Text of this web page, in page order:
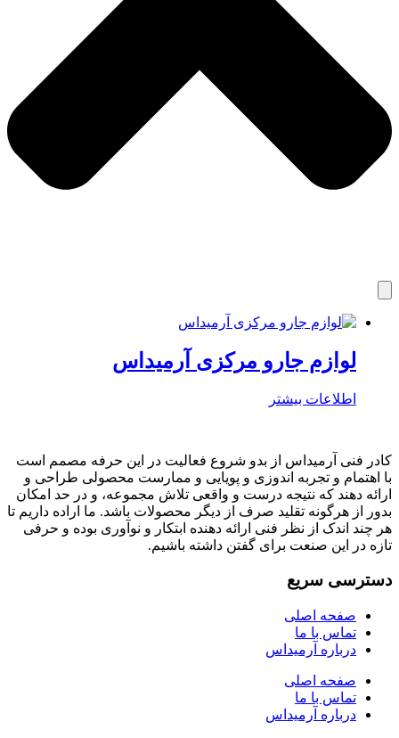
لوازم جارو مرکزی آرمیداس
اطلاعات بیشتر
کادر فنی آرمیداس از بدو شروع فعالیت در این حرفه مصمم است
با اهتمام و تجربه اندوزی و پویایی و ممارست محصولی طراحی و
ارائه دهند که نتیجه درست و واقعی تلاش مجموعه، و در حد امکان
بدور از هرگونه تقلید صرف از دیگر محصولات باشد. ما اراده داریم تا
هر چند اندک از نظر فنی ارائه دهنده ابتکار و نوآوری بوده و حرفی
تازه در این صنعت برای گفتن داشته باشیم.
دسترسی سریع
صفحه اصلی
تماس با ما
درباره آرمیداس
صفحه اصلی
تماس با ما
درباره آرمیداس